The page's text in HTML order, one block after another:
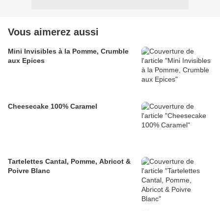
Vous aimerez aussi
Mini Invisibles à la Pomme, Crumble
aux Epices
Cheesecake 100% Caramel
Tartelettes Cantal, Pomme, Abricot &
Poivre Blanc